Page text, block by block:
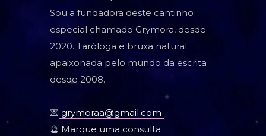
Sou a fundadora deste cantinho
especial chamado Grymora, desde
2020. Taróloga e bruxa natural
apaixonada pelo mundo da escrita
desde 2008.
💌 grymoraa@gmail.com
🔮 Marque uma consulta